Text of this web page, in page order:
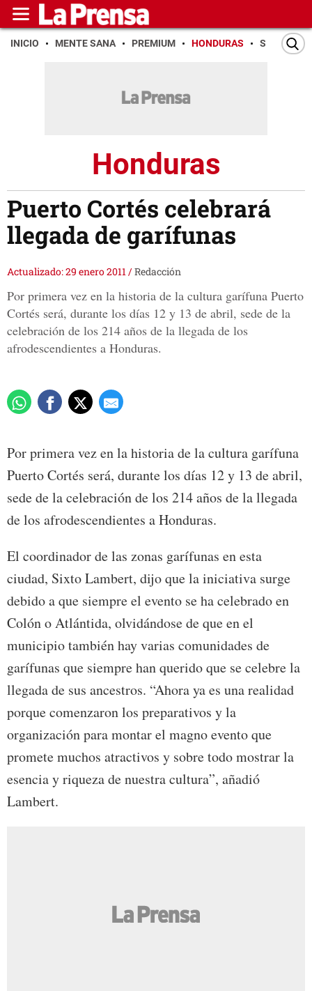
INICIO MENTE SANA PREMIUM HONDURAS SAN PEDRO
Honduras
Puerto Cortés celebrará
llegada de garífunas
Actualizado: 29 enero 2011/Redacción
Por primera vez en la historia de la cultura garífuna Puerto
Cortés será, durante los días 12 y 13 de abril, sede de la
celebración de los 214 años de la llegada de los
afrodescendientes a Honduras.
Por primera vez en la historia de la cultura garífuna
Puerto Cortés será, durante los días 12 y 13 de abril,
sede de la celebración de los 214 años de la llegada
de los afrodescendientes a Honduras.
El coordinador de las zonas garífunas en esta
ciudad, Sixto Lambert, dijo que la iniciativa surge
debido a que siempre el evento se ha celebrado en
Colón o Atlántida, olvidándose de que en el
municipio también hay varias comunidades de
garífunas que siempre han querido que se celebre la
llegada de sus ancestros. “Ahora ya es una realidad
porque comenzaron los preparativos y la
organización para montar el magno evento que
promete muchos atractivos y sobre todo mostrar la
esencia y riqueza de nuestra cultura”, añadió
Lambert.